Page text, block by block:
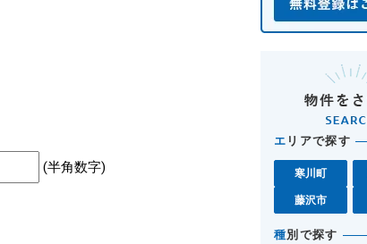
(半角数字)
エ リアで探す
寒川町
藤沢市
種別で探す